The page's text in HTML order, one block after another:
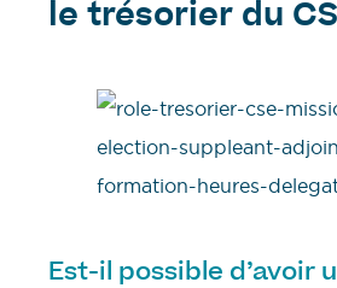
le trésorier du
Est-il possible d’avoir